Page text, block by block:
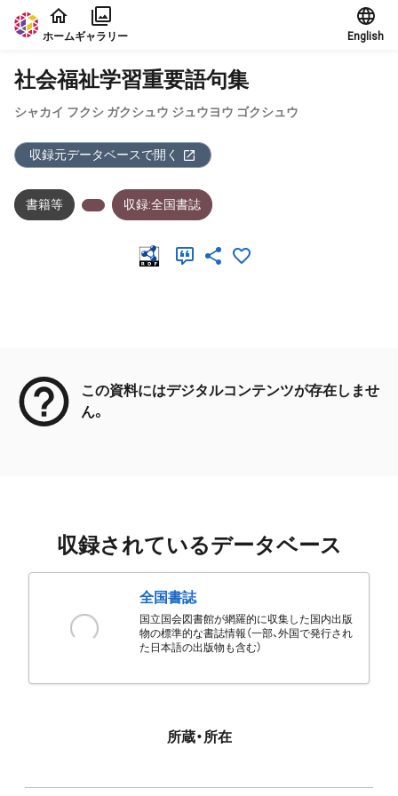
本文に飛ぶ
ホームギャラリー English
社会福祉学習重要語句集
シャカイ フクシ ガクシュウ ジュウヨウ ゴクシュウ
収録元データベースで開く
書籍等 収録:全国書誌
この資料にはデジタルコンテンツが存在しませ
ん。
収録されているデータベース
全国書誌
国立国会図書館が網羅的に収集した国内出版
物の標準的な書誌情報（一部、外国で発行され
た日本語の出版物も含む）
所蔵・所在